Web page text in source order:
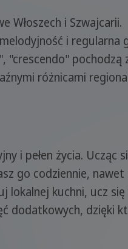
Włoszech i Szwajcarii.
i regularna
pochodzą
różnicami
i pełen życia. Ucząc
go codziennie,
kuchni, ucz
dodatkowych, dzięki